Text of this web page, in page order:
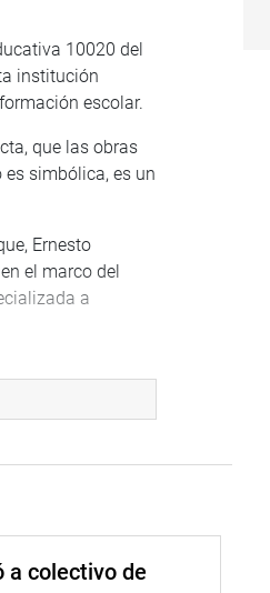
10020 del
institución
escolar.
que las obras
simbólica, es un
Ernesto
el marco del
a
de Santiago,
el patio escolar, el
para la banda
a colectivo de